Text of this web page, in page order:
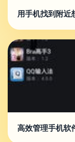
用手机找到附近
高效管理手机软